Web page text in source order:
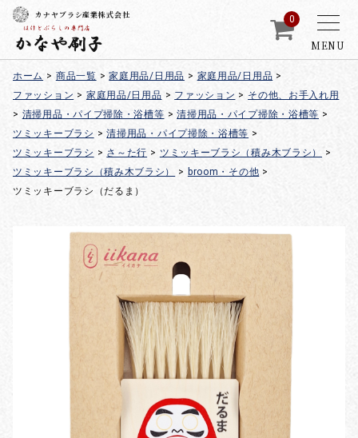
MENU
カナヤブラシ産業株式会社 0
ホーム > 商品一覧 > 家庭用品/日用品 > 家庭用品/日用品 >
ファッション > 家庭用品/日用品 > ファッション > その他、お手入れ用
> 清掃用品・パイプ掃除・浴槽等 > 清掃用品・パイプ掃除・浴槽等 >
ツミッキーブラシ > 清掃用品・パイプ掃除・浴槽等 >
ツミッキーブラシ > さ～た行 > ツミッキーブラシ（積み木ブラシ）
>
ツミッキーブラシ（積み木ブラシ）
> broom・その他 >
ツミッキーブラシ（だるま）